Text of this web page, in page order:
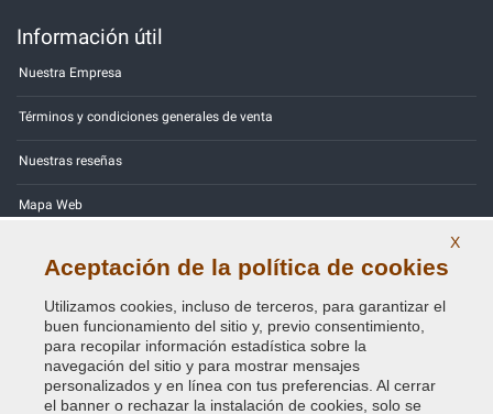
Información útil
Nuestra Empresa
Términos y condiciones generales de venta
Nuestras reseñas
Mapa Web
Política de Privacidad - RGPD
X
Aceptación de la política de cookies
Utilizamos cookies, incluso de terceros, para garantizar el
buen funcionamiento del sitio y, previo consentimiento,
para recopilar información estadística sobre la
navegación del sitio y para mostrar mensajes
personalizados y en línea con tus preferencias. Al cerrar
el banner o rechazar la instalación de cookies, solo se